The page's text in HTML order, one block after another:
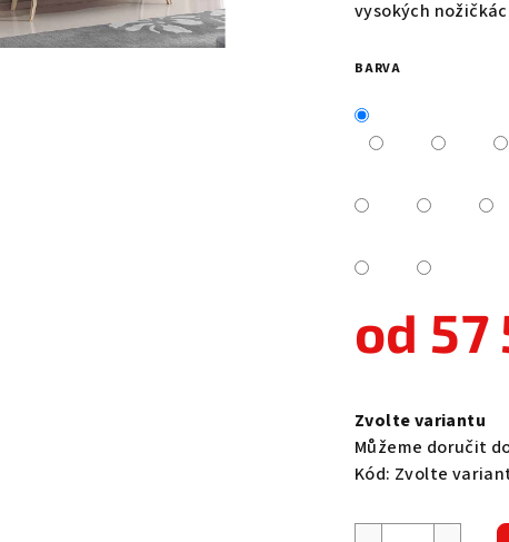
0,0
hvězdiček.
vysokých
BARVA
od 57
cena:
Zvolte variantu
Můžeme doručit
Kód: Zvolte